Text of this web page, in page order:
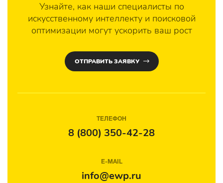
Узнайте, как наши специалисты по
искусственному интеллекту и поисковой
оптимизации могут ускорить ваш рост
ОТПРАВИТЬ ЗАЯВКУ
ТЕЛЕФОН
8 (800) 350-42-28
E-MAIL
info@ewp.ru